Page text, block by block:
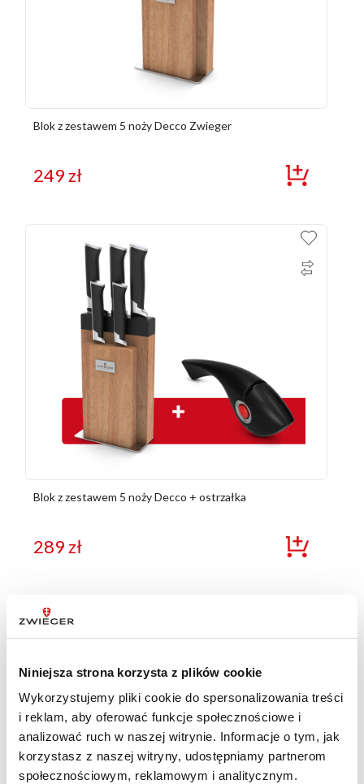
Niniejsza strona korzysta z plików cookie
Wykorzystujemy pliki cookie do spersonalizowania treści
i reklam, aby oferować funkcje społecznościowe i
analizować ruch w naszej witrynie. Informacje o tym, jak
korzystasz z naszej witryny, udostępniamy partnerom
społecznościowym, reklamowym i analitycznym.
Blok z zestawem 5 noży Decco Zwieger
249zł
Blok z zestawem 5 noży Decco + ostrzałka
289zł
GOTOWANIA